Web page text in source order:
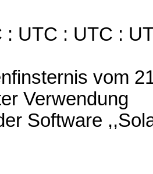
: UTC : UTC :
vom
Verwendung
Software